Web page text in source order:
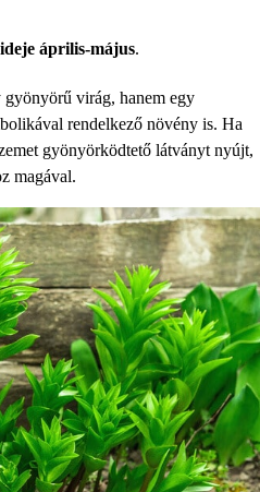
április-május.
gyönyörű virág, hanem egy
rendelkező növény is. Ha
gyönyörködtető látványt nyújt,
magával.